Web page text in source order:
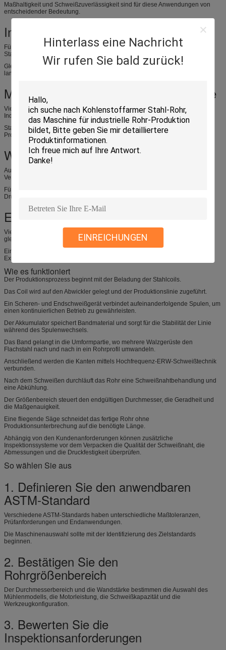
Hinterlass eine Nachricht
Wir rufen Sie bald zurück!
EINREICHUNGEN
Maßhaltigkeit und Schweißzuverlässigkeit sind für diese Anwendungen von
entscheidender Bedeutung.
Infrastrukturprojekte
Für Infrastrukturprojekte sind Rohre erforderlich, die bestimmte technische
Standards und Inspektionsanforderungen erfüllen.
Gleichbleibende Qualität reduziert das Projektrisiko und verbessert die
langfristige Zuverlässigkeit.
Mechanische und industrielle Schläuche
Viele Maschinenhersteller verwenden ERW-Stahlrohre für Geräterahmen,
Industriestützen und Fertigungsanwendungen.
Stabile Abmessungen verbessern die Montagegenauigkeit und
Produktionseffizienz.
Wasser- und Flüssigkeitstransport
Ausgewählte ERW-Rohre werden für Niederdruck-Flüssigkeitstransport- und
Versorgungssysteme verwendet.
Für diese Anwendungen sind eine ordnungsgemäße Schweißqualität und
Druckprüfung unerlässlich.
Exportmärkte
Viele internationale Käufer verlangen die Einhaltung von ASTM oder
gleichwertigen Standards.
Eine richtig konfigurierte ERW-Rohrmühle hilft Herstellern, höherwertige
Exportmärkte zu erschließen.
Wie es funktioniert
Der Produktionsprozess beginnt mit der Beladung der Stahlcoils.
Das Coil wird auf den Abwickler gelegt und der Produktionslinie zugeführt.
Ein Scheren- und Endschweißgerät verbindet aufeinanderfolgende Spulen, um
einen kontinuierlichen Betrieb zu gewährleisten.
Der Akkumulator speichert Bandmaterial und sorgt für die Stabilität der Linie
während des Spulenwechsels.
Das Band gelangt in die Umformpartie, wo mehrere Walzgerüste den
Flachstahl nach und nach in ein Rohrprofil umwandeln.
Anschließend werden die Kanten mittels Hochfrequenz-ERW-Schweißtechnik
verbunden.
Nach dem Schweißen durchläuft das Rohr eine Schweißnahtbehandlung und
eine Abkühlung.
Der Größenbereich steuert den endgültigen Durchmesser, die Geradheit und
die Maßgenauigkeit.
Eine fliegende Säge schneidet das fertige Rohr ohne
Produktionsunterbrechung auf die benötigte Länge.
Abhängig von den Kundenanforderungen können zusätzliche
Inspektionssysteme vor dem Verpacken die Qualität der Schweißnaht, die
Abmessungen und die Druckfestigkeit überprüfen.
So wählen Sie aus
1. Definieren Sie den anwendbaren
ASTM-Standard
Verschiedene ASTM-Standards haben unterschiedliche Maßtoleranzen,
Prüfanforderungen und Endanwendungen.
Die Maschinenauswahl sollte mit der Identifizierung des Zielstandards
beginnen.
2. Bestätigen Sie den
Rohrgrößenbereich
Der Durchmesserbereich und die Wandstärke bestimmen die Auswahl des
Mühlenmodells, die Motorleistung, die Schweißkapazität und die
Werkzeugkonfiguration.
3. Bewerten Sie die
Inspektionsanforderungen